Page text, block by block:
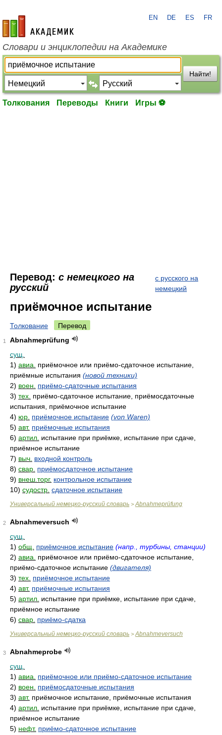
academic.ru
EN DE ES FR
Словари и энциклопедии на Академике
Найти!
Толкования Переводы Книги Игры ⚽
Перевод: с немецкого на
русский
с русского на
немецкий
приёмочное испытание
Толкование Перевод
1
Abnahmeprüfung
сущ.
1) авиа.
приёмочное или приёмо-сдаточное испытание,
приёмные испытания (новой техники)
2) воен.
приёмо-сдаточные испытания
3) тех. приёмо-сдаточное испытание, приёмосдаточные
испытания, приёмочное испытание
4) юр. приёмочное испытание (von Waren)
5) авт. приёмочные испытания
6) артил. испытание при приёмке, испытание при сдаче,
приёмное испытание
7) выч. входной контроль
8) свар. приёмосдаточное испытание
9) внеш.торг. контрольное испытание
10) судостр. сдаточное испытание
Универсальный немецко-русский словарь > Abnahmeprüfung
2
Abnahmeversuch
сущ.
1) общ. приёмочное испытание (напр., турбины, станции)
2) авиа.
приёмочное или приёмо-сдаточное испытание,
приёмо-сдаточное испытание (двигателя)
3) тех. приёмочное испытание
4) авт. приёмочные испытания
5) артил. испытание при приёмке, испытание при сдаче,
приёмное испытание
6) свар. приёмо-сдатка
Универсальный немецко-русский словарь > Abnahmeversuch
3
Abnahmeprobe
сущ.
1) авиа.
приёмочное или приёмо-сдаточное испытание
2) воен.
приёмосдаточные испытания
3) авт. приёмочное испытание, приёмочные испытания
4) артил. испытание при приёмке, испытание при сдаче,
приёмное испытание
5) нефт. приёмо-сдаточное испытание